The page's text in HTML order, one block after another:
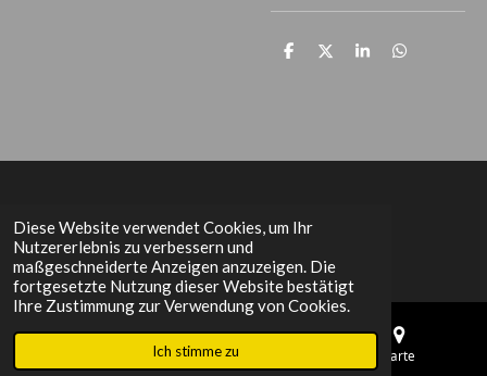
Diese Website verwendet Cookies, um Ihr
Nutzererlebnis zu verbessern und
maßgeschneiderte Anzeigen anzuzeigen. Die
fortgesetzte Nutzung dieser Website bestätigt
Ihre Zustimmung zur Verwendung von Cookies.
Ich stimme zu
T
T
T
T
Het Grachtenpand
Telefon Karte